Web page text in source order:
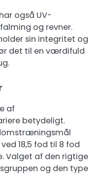
også UV-
og revner.
sin integritet og
det til en værdifuld
af
betydeligt.
18,5 fod til 8 fod
Valget af den rigtige
og den type